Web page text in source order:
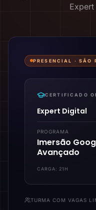
PRESENCIAL ·SÃO
CERTIFICADO
Expert Digital
PROGRAMA
Imersão
Avançado
CARGA: 21H
TURMA COM VAGAS